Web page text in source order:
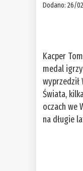
Dodano: 26/
Kacper
medal
Świata,
oczach we
na długie